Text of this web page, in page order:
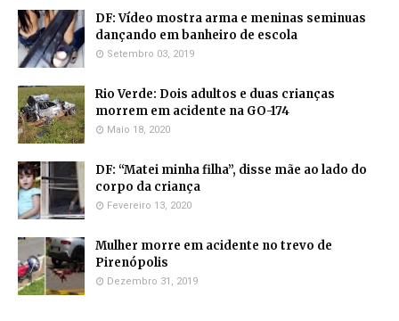
DF: Vídeo mostra arma e meninas seminuas
dançando em banheiro de escola
Setembro 03, 2019
Rio Verde: Dois adultos e duas crianças
morrem em acidente na GO-174
Maio 18, 2020
DF: “Matei minha filha”, disse mãe ao lado do
corpo da criança
Fevereiro 13, 2020
Mulher morre em acidente no trevo de
Pirenópolis
Dezembro 31, 2019